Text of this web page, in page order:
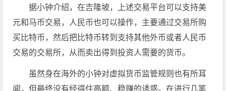
据小钟介绍，在吉隆坡，上述交易平台可以支持美
元和马币交易，人民币也可以操作，主要通过交易所购
买比特币，然后把比特币转到支持其他外币或者人民币
交易的交易所，从而卖出得到投资人需要的货币。
虽然身在海外的小钟对虚拟货币监管规则也有所耳
闻，但最终没有经得住高额、稳赚的诱惑。在进行几笔